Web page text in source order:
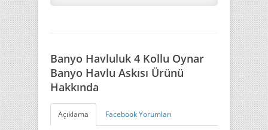
Banyo Havluluk 4 Kollu Oynar
Banyo Havlu Askısı Ürünü
Hakkında
Açıklama Facebook Yorumları